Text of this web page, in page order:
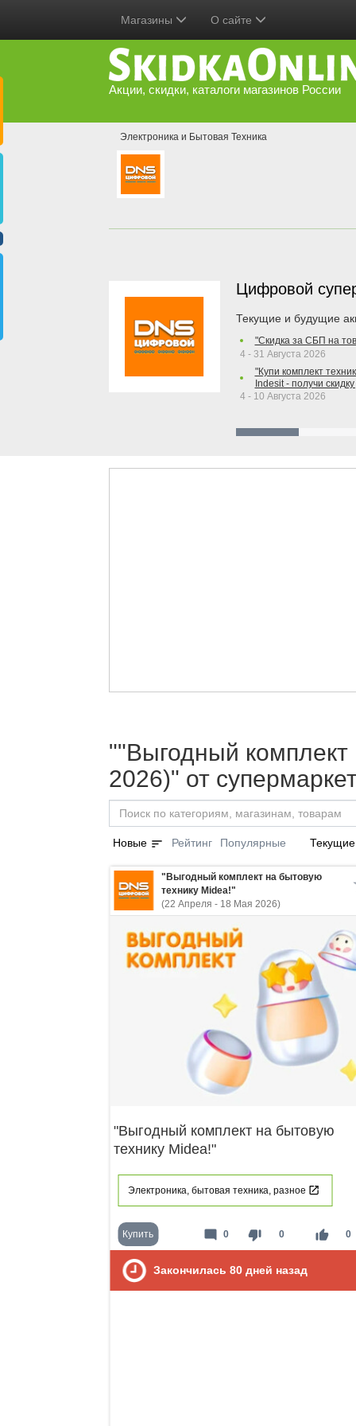
Магазины О сайте
Акции, скидки, каталоги магазинов России
Электроника и Бытовая Техника
Цифровой
Текущие и будущие
"Скидка за СБП на
4 - 31 Августа 2026
"Купи комплект
Indesit - получи
4 - 10 Августа 2026
""Выгодный
2026)" от
Новые sort Рейтинг Популярные Текущие
"Выгодный комплект на бытовую
технику Midea!"
(22 Апреля - 18 Мая 2026)
"Выгодный комплект на бытовую
технику Midea!"
Электроника, бытовая техника, разное
Купить thumb_down 0 thumb_up 0
mode_comment 0
Закончилась 80 дней назад